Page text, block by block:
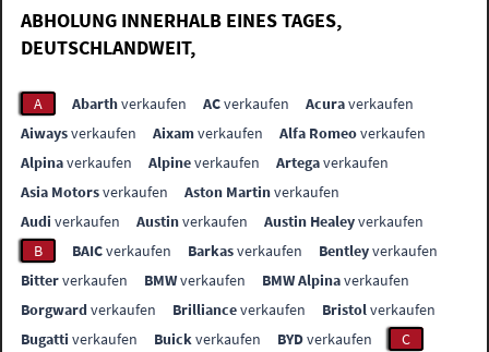
ABHOLUNG INNERHALB EINES TAGES,
DEUTSCHLANDWEIT,
A Abarthverkaufen ACverkaufen Acuraverkaufen
Aiwaysverkaufen Aixamverkaufen Alfa Romeoverkaufen
Alpinaverkaufen Alpineverkaufen Artegaverkaufen
Asia Motorsverkaufen Aston Martinverkaufen
Audi verkaufen Austinverkaufen Austin Healeyverkaufen
B
BAICverkaufen Barkasverkaufen Bentleyverkaufen
Bitterverkaufen BMWverkaufen BMW Alpinaverkaufen
Borgwardverkaufen Brillianceverkaufen Bristolverkaufen
Bugatti verkaufen Buickverkaufen BYDverkaufen C